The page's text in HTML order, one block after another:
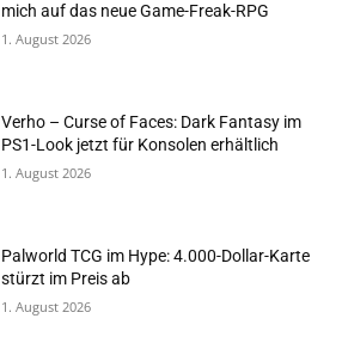
mich auf das neue Game-Freak-RPG
1. August 2026
Verho – Curse of Faces: Dark Fantasy im
PS1-Look jetzt für Konsolen erhältlich
1. August 2026
Palworld TCG im Hype: 4.000-Dollar-Karte
stürzt im Preis ab
1. August 2026